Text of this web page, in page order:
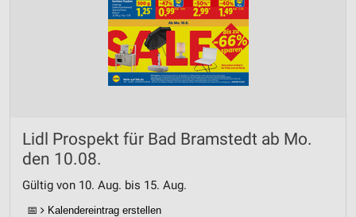
Lidl Prospekt für Bad Bramstedt ab Mo.
den 10.08.
Gültig von 10. Aug. bis 15. Aug.
📅 Kalendereintrag erstellen